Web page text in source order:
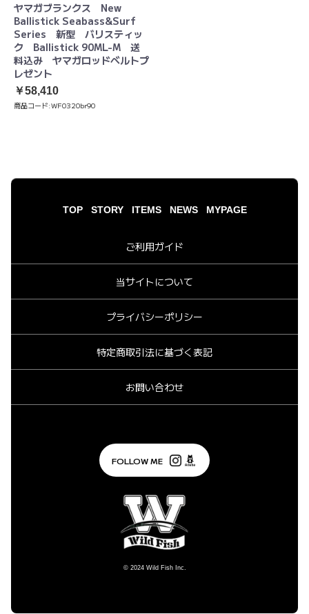
ヤマガブランクス New
Ballistick Seabass&Surf
Series 新型 バリスティッ
ク Ballistick 90ML-M 送
料込み ヤマガロッドベルトプ
レゼント
￥58,410
商品コード:WF0320br90
TOP STORY ITEMS NEWS MYPAGE
ご利用ガイド
当サイトについて
プライバシーポリシー
特定商取引法に基づく表記
お問い合わせ
FOLLOW ME
© 2024 Wild Fish Inc.